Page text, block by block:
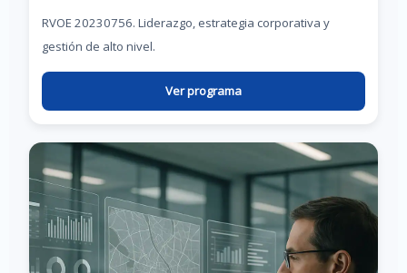
RVOE 20230756. Liderazgo, estrategia corporativa y
gestión de alto nivel.
Ver programa